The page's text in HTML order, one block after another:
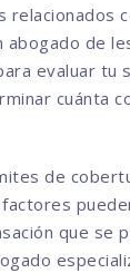
abogado de
evaluar tu
cuánta
de
que se